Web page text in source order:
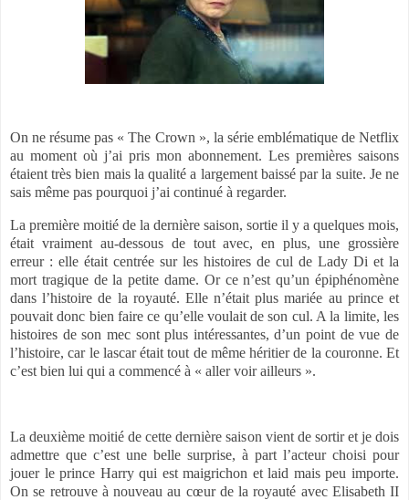
On ne résume pas « The Crown », la série emblématique de Netflix
au moment où j’ai pris mon abonnement. Les premières saisons
étaient très bien mais la qualité a largement baissé par la suite. Je ne
sais même pas pourquoi j’ai continué à regarder.
La première moitié de la dernière saison, sortie il y a quelques mois,
était vraiment au-dessous de tout avec, en plus, une grossière
erreur : elle était centrée sur les histoires de cul de Lady Di et la
mort tragique de la petite dame. Or ce n’est qu’un épiphénomène
dans l’histoire de la royauté. Elle n’était plus mariée au prince et
pouvait donc bien faire ce qu’elle voulait de son cul. A la limite, les
histoires de son mec sont plus intéressantes, d’un point de vue de
l’histoire, car le lascar était tout de même héritier de la couronne. Et
c’est bien lui qui a commencé à « aller voir ailleurs ».
La deuxième moitié de cette dernière saison vient de sortir et je dois
admettre que c’est une belle surprise, à part l’acteur choisi pour
jouer le prince Harry qui est maigrichon et laid mais peu importe.
On se retrouve à nouveau au cœur de la royauté avec Elisabeth II